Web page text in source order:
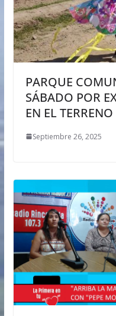
PARQUE
SÁBADO POR
EN EL TERRENO
Septiembre 26, 2025